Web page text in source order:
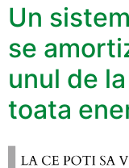
Un
se
unul de
toata